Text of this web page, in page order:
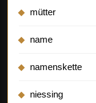
mütter
name
namenskette
niessing